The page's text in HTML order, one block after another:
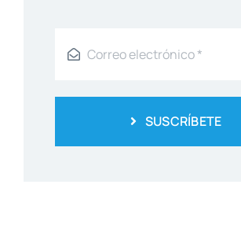
edición de